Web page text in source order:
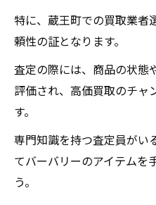
特に、蔵王町での買取業者
頼性の証となります。
査定の際には、商品の状態
評価され、高価買取のチャ
す。
専門知識を持つ査定員がい
てバーバリーのアイテムを
う。